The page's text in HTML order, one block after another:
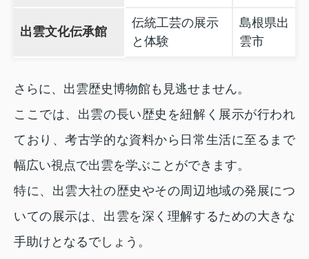
出雲文化伝承館
伝統工芸の展示
と体験
島根県出
雲市
さらに、出雲歴史博物館も見逃せません。
ここでは、出雲の長い歴史を紐解く展示が行われ
ており、考古学的な資料から日常生活に至るまで
幅広い視点で出雲を学ぶことができます。
特に、出雲大社の歴史やその周辺地域の発展につ
いての展示は、出雲を深く理解するための大きな
手助けとなるでしょう。